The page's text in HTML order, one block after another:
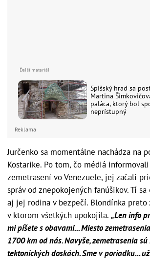
Spišský hrad sa
Martina
paláca, ktorý bol
neprístupný
Reklama
Jurčenko sa momentálne nachádza na
Kostarike. Po tom, čo médiá
zemetrasení vo Venezuele, jej začali
správ od znepokojených fanúšikov. Tí
aj jej rodina v bezpečí. Blondínka preto
v ktorom všetkých upokojila. „Len info
mi píšete s obavami... Miesto
1700 km od nás. Navyše, zemetrasenia
tektonických doskách. Sme v poriadku...